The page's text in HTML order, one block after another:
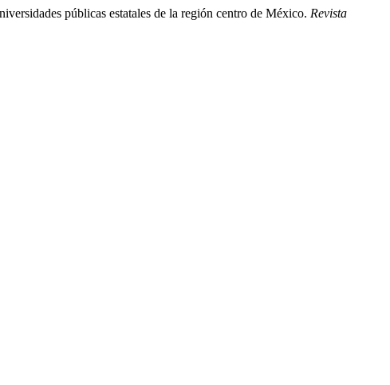
públicas estatales de la región centro de México. Revista